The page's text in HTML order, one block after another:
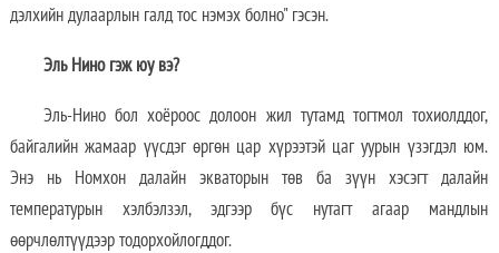
дэлхийн дулаарлын галд тос нэмэх болно" гэсэн.
Эль Нино гэж юу вэ?
Эль-Нино бол хоёроос долоон жил тутамд тогтмол тохиолддог,
байгалийн жамаар үүсдэг өргөн цар хүрээтэй цаг уурын үзэгдэл юм.
Энэ нь Номхон далайн экваторын төв ба зүүн хэсэгт далайн
температурын хэлбэлзэл, эдгээр бүс нутагт агаар мандлын
өөрчлөлтүүдээр тодорхойлогддог.